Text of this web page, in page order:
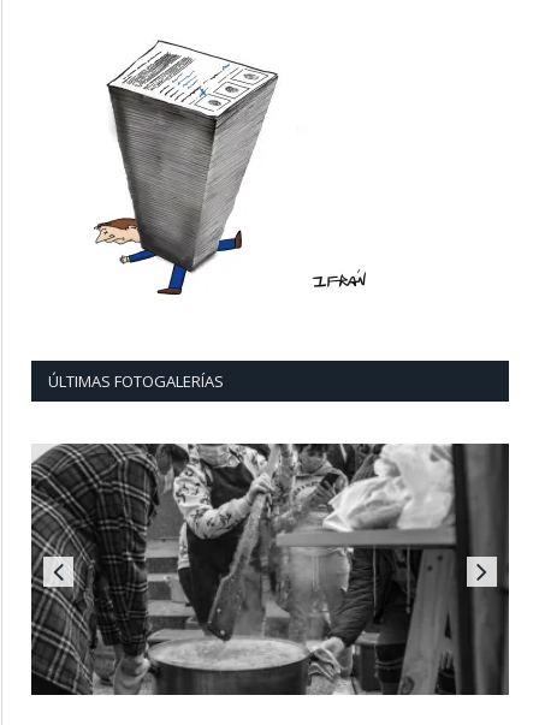
ÚLTIMAS FOTOGALERÍAS